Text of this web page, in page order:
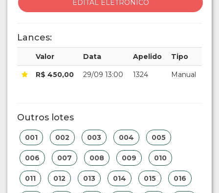
EDITAL ELETRÔNICO
Lances:
Valor Data Apelido Tipo
R$ 450,00 29/09 13:00 1324 Manual
Outros lotes
001 002 003 004 005
006 007 008 009 010
011 012 013 014 015 016